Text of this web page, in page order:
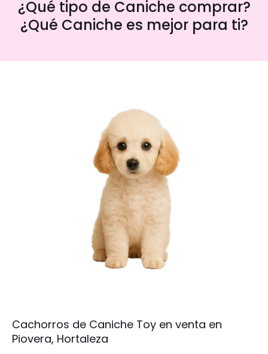
¿Qué tipo de Caniche comprar?
¿Qué Caniche es mejor para ti?
Cachorros de Caniche Toy en venta en
Piovera, Hortaleza